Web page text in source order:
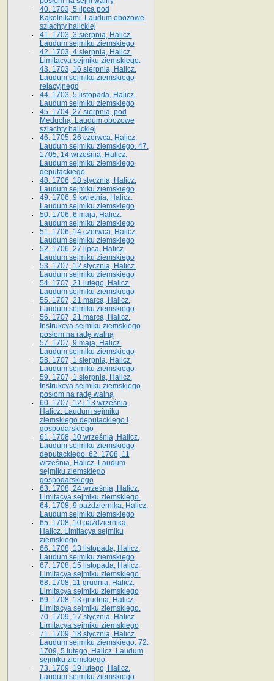
40. 1703, 5 lipca pod
Kąkolnikami. Laudum obozowe
szlachty halickiej
41­. 1703, 3 sierpnia, Halicz.
Laudum sejmiku ziemskiego
42. 1703, 4 sierpnia, Halicz.
Limitacya sejmiku ziemskiego.
43. 1703, 16 sierpnia, Halicz.
Laudum sejmiku ziemskiego
relacyjnego
44. 1703, 5 listopada, Halicz.
Laudum sejmiku ziemskiego
45. 1704, 27 sierpnia, pod
Meduchą. Laudum obozowe
szlachty halickiej
46. 1705, 26 czerwca, Halicz.
Laudum sejmiku ziemskiego. 47.
1705, 14 września, Halicz.
Laudum sejmiku ziemskiego
deputackiego
48. 1706, 18 stycznia, Halicz.
Laudum sejmiku ziemskiego
49. 1706, 9 kwietnia, Halicz.
Laudum sejmiku ziemskiego
50. 1706, 6 maja, Halicz.
Laudum sejmiku ziemskiego
51. 1706, 14 czerwca, Halicz.
Laudum sejmiku ziemskiego
52. 1706, 27 lipca, Halicz.
Laudum sejmiku ziemskiego
53. 1707, 12 stycznia, Halicz.
Laudum sejmiku ziemskiego
54. 1707, 21 lutego, Halicz.
Laudum sejmiku ziemskiego
55. 1707, 21 marca, Halicz.
Laudum sejmiku ziemskiego
56. 1707, 21 marca, Halicz.
Instrukcya sejmiku ziemskiego
posłom na radę walną
57. 1707, 9 maja, Halicz.
Laudum sejmiku ziemskiego
58. 1707, 1 sierpnia, Halicz.
Laudum sejmiku ziemskiego
59. 1707, 1 sierpnia, Halicz.
Instrukcya sejmiku ziemskiego
posłom na radę walną
60. 1707, 12 i 13 września,
Halicz. Laudum sejmiku
ziemskiego deputackiego i
gospodarskiego
61. 1708, 10 września, Halicz.
Laudum sejmiku ziemskiego
deputackiego. 62. 1708, 11
września, Halicz. Laudum
sejmiku ziemskiego
gospodarskiego
63. 1708, 24 września, Halicz.
Limitacya sejmiku ziemskiego.
64. 1708, 9 października, Halicz.
Laudum sejmiku ziemskiego
65­. 1708, 10 października,
Halicz. Limitacya sejmiku
ziemskiego
66. 1708, 13 listopada, Halicz.
Laudum sejmiku ziemskiego
67. 1708, 15 listopada, Halicz.
Limitacya sejmiku ziemskiego.
68. 1708, 11 grudnia, Halicz.
Limitacya sejmiku ziemskiego
69. 1708, 13 grudnia, Halicz.
Limitacya sejmiku ziemskiego.
70. 1709, 17 stycznia, Halicz.
Limitacya sejmiku ziemskiego
71. 1709, 18 stycznia, Halicz.
Laudum sejmiku ziemskiego. 72.
1709, 5 lutego, Halicz. Laudum
sejmiku ziemskiego
73. 1709, 19 lutego, Halicz.
Laudum sejmiku ziemskiego